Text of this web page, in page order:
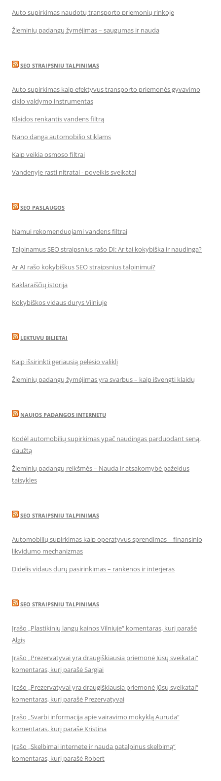
Auto supirkimas naudotų transporto priemonių rinkoje
Žieminių padangų žymėjimas – saugumas ir nauda
SEO STRAIPSNIU TALPINIMAS
Auto supirkimas kaip efektyvus transporto priemonės gyvavimo
ciklo valdymo instrumentas
Klaidos renkantis vandens filtrą
Nano danga automobilio stiklams
Kaip veikia osmoso filtrai
Vandenyje rasti nitratai - poveikis sveikatai
SEO PASLAUGOS
Namui rekomenduojami vandens filtrai
Talpinamus SEO straipsnius rašo DI: Ar tai kokybiška ir naudinga?
Ar AI rašo kokybiškus SEO straipsnius talpinimui?
Kaklaraiščių istorija
Kokybiškos vidaus durys Vilniuje
LEKTUVU BILIETAI
Kaip išsirinkti geriausią pelėsio valiklį
Žieminių padangų žymėjimas yra svarbus – kaip išvengti klaidų
NAUJOS PADANGOS INTERNETU
Kodėl automobilių supirkimas ypač naudingas parduodant seną,
daužtą
Žieminių padangų reikšmės – Nauda ir atsakomybė pažeidus
taisykles
SEO STRAIPSNIU TALPINIMAS
Automobilių supirkimas kaip operatyvus sprendimas – finansinio
likvidumo mechanizmas
Didelis vidaus durų pasirinkimas – rankenos ir interjeras
SEO STRAIPSNIU TALPINIMAS
Įrašo „Plastikinių langų kainos Vilniuje“ komentaras, kurį parašė
Algis
Įrašo „Prezervatyvai yra draugiškiausia priemonė Jūsų sveikatai“
komentaras, kurį parašė Sargiai
Įrašo „Prezervatyvai yra draugiškiausia priemonė Jūsų sveikatai“
komentaras, kurį parašė Prezervatyvai
Įrašo „Svarbi informacija apie vairavimo mokyklą Auruda“
komentaras, kurį parašė Kristina
Įrašo „Skelbimai internete ir nauda patalpinus skelbimą“
komentaras, kurį parašė Robert